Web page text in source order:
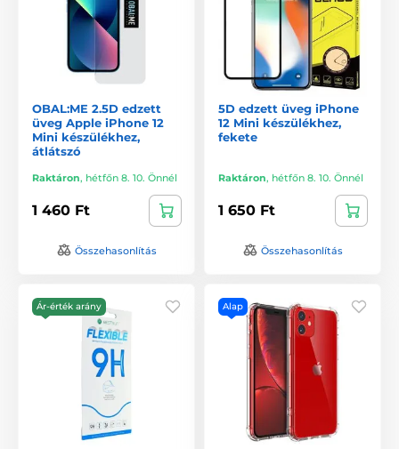
OBAL:ME 2.5D edzett
üveg Apple iPhone 12
Mini készülékhez,
átlátszó
Raktáron, hétfőn 8. 10. Önnél
1 460 Ft
Összehasonlítás
5D edzett üveg iPhone
12 Mini készülékhez,
fekete
Raktáron, hétfőn 8. 10. Önnél
1 650 Ft
Összehasonlítás
Ár-érték arány Alap